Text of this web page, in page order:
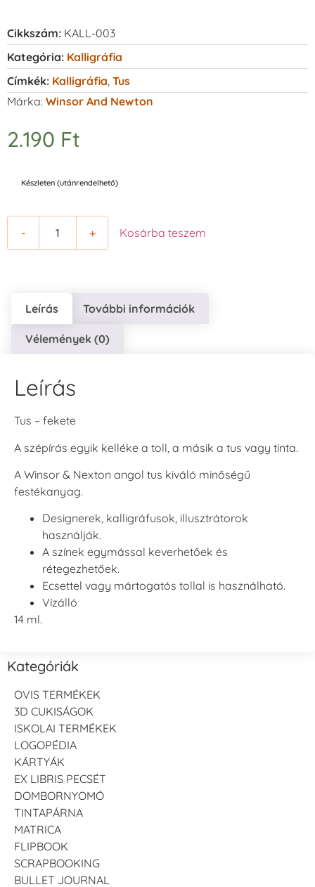
Cikkszám: KALL-003
Kategória: Kalligráfia
Címkék: Kalligráfia Tus
Márka: Winsor And Newton
2.190 Ft
Készleten (utánrendelhető)
- + Kosárba teszem
Leírás További információk
Vélemények (0)
Leírás
Tus – fekete
A szépírás egyik kelléke a toll, a másik a tus vagy tinta.
A Winsor & Nexton angol tus kiváló minőségű
festékanyag.
Designerek, kalligráfusok, illusztrátorok
használják.
A színek egymással keverhetőek és
rétegezhetőek.
Ecsettel vagy mártogatós tollal is használható.
Vízálló
14 ml.
Kategóriák
OVIS TERMÉKEK
3D CUKISÁGOK
ISKOLAI TERMÉKEK
LOGOPÉDIA
KÁRTYÁK
EX LIBRIS PECSÉT
DOMBORNYOMÓ
TINTAPÁRNA
MATRICA
FLIPBOOK
SCRAPBOOKING
BULLET JOURNAL